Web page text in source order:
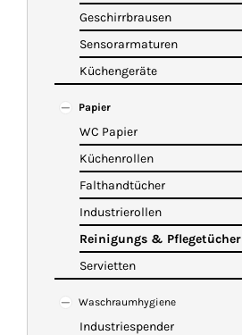
WARENKORB
Geschirrbrausen
Sensorarmaturen
Küchengeräte
Papier
WC Papier
Küchenrollen
Falthandtücher
Industrierollen
Reinigungs & Pflegetücher
Servietten
Waschraumhygiene
Industriespender